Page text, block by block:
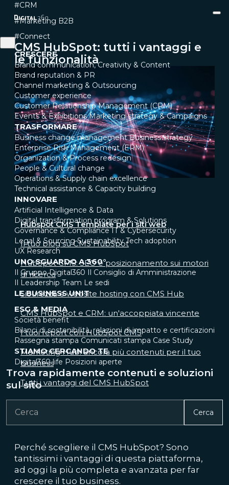
CRESCERE
Brand communication, Creativity & Content
Brand reputation & PR
Channel marketing & Outsourcing
Customer experience
Customer Relationship Management (CRM)
Events & Exhibitions Marketing strategy & Campaigns
TRASFORMARE
Business change management Business strategy
Enterprise Risk Management (ERM)
Organization & Process redesign
People & Cultural change
Operations & Supply chain excellence
Technical assistance & Capacity building
INNOVARE
Artificial Intelligence & Data
Digital transformation program & Solutions
Governance & Compliance IT & Cybersecurity
Legal & Sourcing Sustainability Tech adoption
UX Research
UNO SGUARDO A 360°
Il Gruppo Digital360 Il Consiglio di Amministrazione
Il Leadership Team Le sedi
LE BUSINESS UNIT
ESG & MEDIA
Società benefit
Bilanci di sostenibilità, relazioni di impatto e certificazioni
Rassegna stampa Comunicati stampa Case Study
STIAMO CERCANDO TE
Digital360 life Posizioni aperte
Trova rapidamente contenuti e soluzioni
sul sito
Cerca
#CRM
#Marketing B2B
#Connect
CMS HubSpot: tutti i vantaggi e
le funzionalità
Hubspot CMS Template per i siti web
Il tuo blog su CMS HubSpot
HubSpot CMS: SEO e posizionamento sui motori
di ricerca
Sicurezza e website hosting con CMS Hub
CMS HubSpot e CRM: un'accoppiata vincente
I tuoi report con HubSpot CMS
Marketing Hub: ancora più contenuti per il tuo
business
Tutti i vantaggi del CMS HubSpot
Perché scegliere il CMS HubSpot? Sono
tantissimi i vantaggi di questa piattaforma,
ad oggi la più completa e avanzata per far
crescere il tuo business.